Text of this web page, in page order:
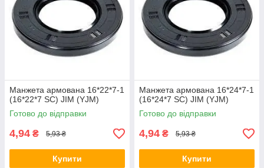
Манжета армована 16*22*7-1
(16*22*7 SC) JIM (YJM)
Готово до відправки
4,94 ₴ 5,93 ₴
Купити
Манжета армована 16*24*7-1
(16*24*7 SC) JIM (YJM)
Готово до відправки
4,94 ₴ 5,93 ₴
Купити